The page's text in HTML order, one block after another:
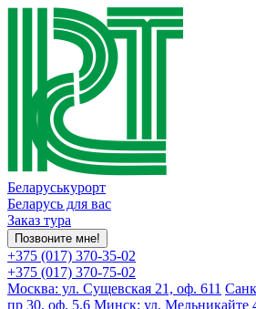
Беларуськурорт
Беларусь для вас
Заказ тура
Позвоните мне!
+375 (017) 370-35-02
+375 (017) 370-75-02
Москва: ул. Сущевская 21, оф. 611
пр 30, оф. 5,6 Минск: ул. Мельникайте